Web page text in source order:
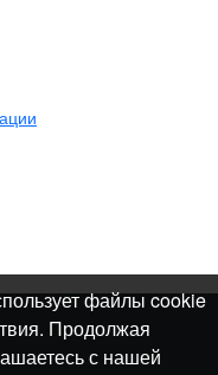
файлы cookie
Продолжая
с нашей